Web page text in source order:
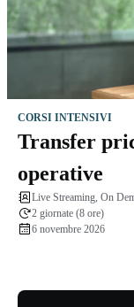
CORSI INTENSIVI
Transfer
operative
Live Streaming, On
2 giornate (8 ore)
6 novembre 2026